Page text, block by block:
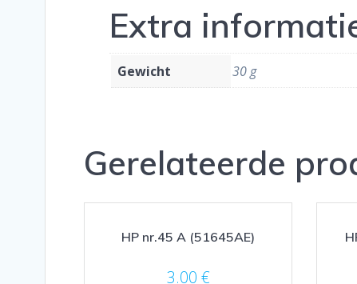
Extra
Gewicht 30 g
Gerelateerde
HP nr.45 A (51645AE)
3.00 €